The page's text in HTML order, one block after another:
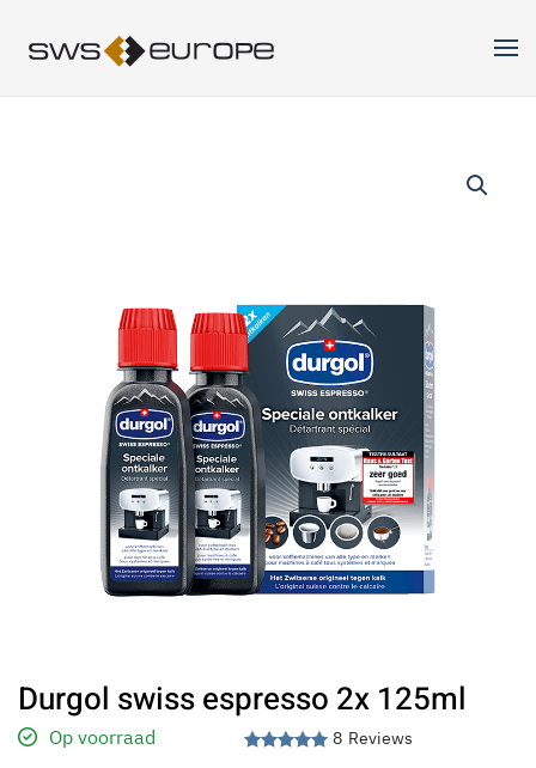
Skip to main content
Durgol swiss espresso 2x 125ml
Op voorraad Waardering
88